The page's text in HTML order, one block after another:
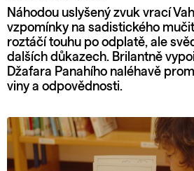
Náhodou uslyšený zvuk vrací
vzpomínky na sadistického
roztáčí touhu po odplatě, ale
dalších důkazech. Brilantně
Džafara Panahího naléhavě
viny a odpovědnosti.